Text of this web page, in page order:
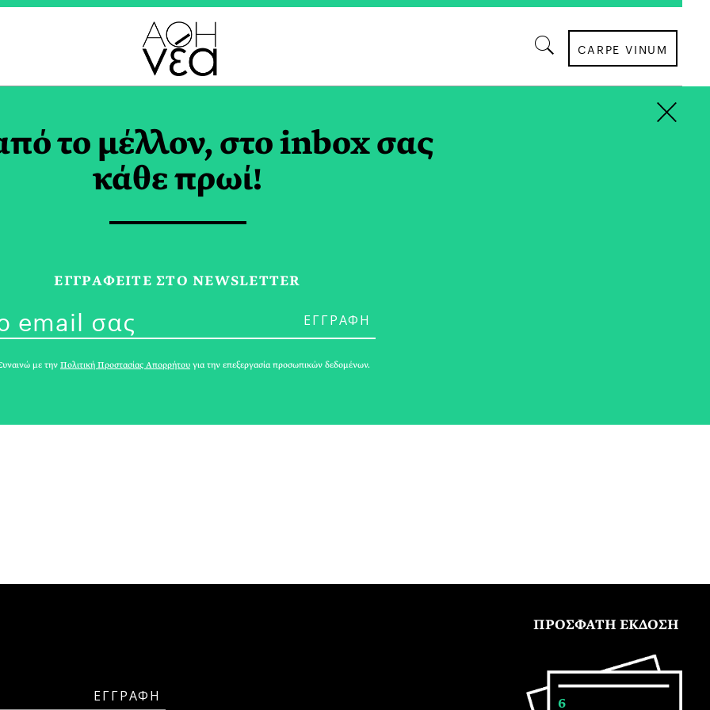
CARPE VINUM
ΚΡΑΣΙΑ TAG
ΠΡΟΣΦΑΤΗ ΕΚΔΟΣΗ
6
το μέλλον, στο inbox σας
κάθε πρωί!
ΕΓΓPΑΦΕΙΤΕ ΣΤΟ NEWSLETTER
με τηνΠολιτική Προστασίας Απορρήτου για την επεξεργασία προσωπικών δεδομένων.
×